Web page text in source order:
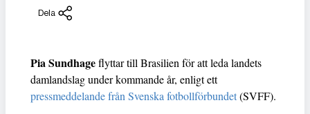
Dela
Pia Sundhageflyttar till Brasilien för att leda landets
damlandslag under kommande år, enligt ett
pressmeddelande från Svenska fotbollförbundet(SVFF).